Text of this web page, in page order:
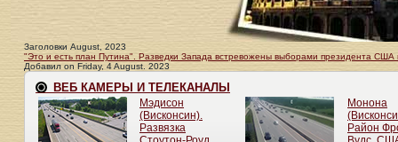
Заголовки August, 2023
"Это и есть план Путина". Разведки Запада встревожены выборами президента США
Добавил on Friday, 4 August. 2023